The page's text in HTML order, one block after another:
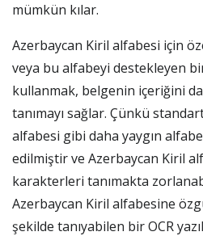
mümkün kılar.
Azerbaycan Kiril alfabesi için
veya bu alfabeyi destekleyen bir
kullanmak, belgenin içeriğini
tanımayı sağlar. Çünkü
alfabesi gibi daha yaygın
edilmiştir ve Azerbaycan Kiril
karakterleri tanımakta
Azerbaycan Kiril alfabesine
şekilde tanıyabilen bir OCR